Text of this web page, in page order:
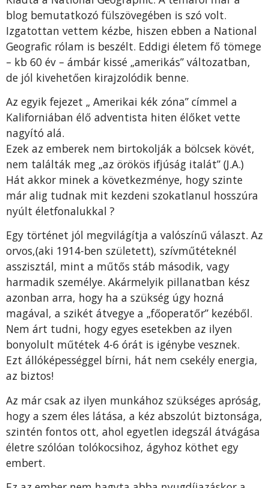
blog bemutatkozó fülszövegében is szó volt.
Izgatottan vettem kézbe, hiszen ebben a National
Geografic rólam is beszélt. Eddigi életem fő tömege
– kb 60 év – ámbár kissé „amerikás” változatban,
de jól kivehetően kirajzolódik benne.
Az egyik fejezet „ Amerikai kék zóna” címmel a
Kaliforniában élő adventista hiten élőket vette
nagyító alá.
Ezek az emberek nem birtokolják a bölcsek kövét,
nem találták meg „az örökös ifjúság italát” (J.A.)
Hát akkor minek a következménye, hogy szinte
már alig tudnak mit kezdeni szokatlanul hosszúra
nyúlt életfonalukkal ?
Egy történet jól megvilágítja a valószínű választ. Az
orvos,(aki 1914-ben született), szívműtéteknél
asszisztál, mint a műtős stáb második, vagy
harmadik személye. Akármelyik pillanatban kész
azonban arra, hogy ha a szükség úgy hozná
magával, a szikét átvegye a „főoperatőr” kezéből.
Nem árt tudni, hogy egyes esetekben az ilyen
bonyolult műtétek 4-6 órát is igénybe vesznek.
Ezt állóképességgel bírni, hát nem csekély energia,
az biztos!
Az már csak az ilyen munkához szükséges apróság,
hogy a szem éles látása, a kéz abszolút biztonsága,
szintén fontos ott, ahol egyetlen idegszál átvágása
életre szólóan tolókocsihoz, ágyhoz köthet egy
embert.